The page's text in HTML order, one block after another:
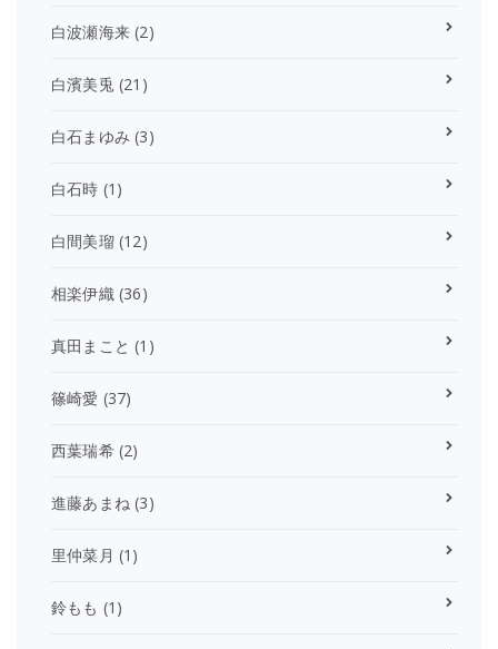
白波瀬海来 (2)
白濱美兎(21)
白石まゆみ (3)
白石時 (1)
白間美瑠(12)
相楽伊織(36)
真田まこと (1)
篠崎愛 (37)
西葉瑞希(2)
進藤あまね (3)
里仲菜月 (1)
鈴もも (1)